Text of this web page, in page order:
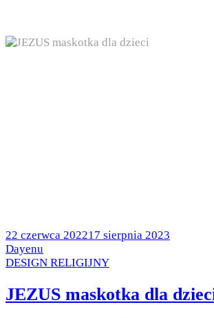
Posted
on
22 czerwca 202217 sierpnia 2023
by
Dayenu
Posted
DESIGN RELIGIJNY
JEZUS maskotka dla